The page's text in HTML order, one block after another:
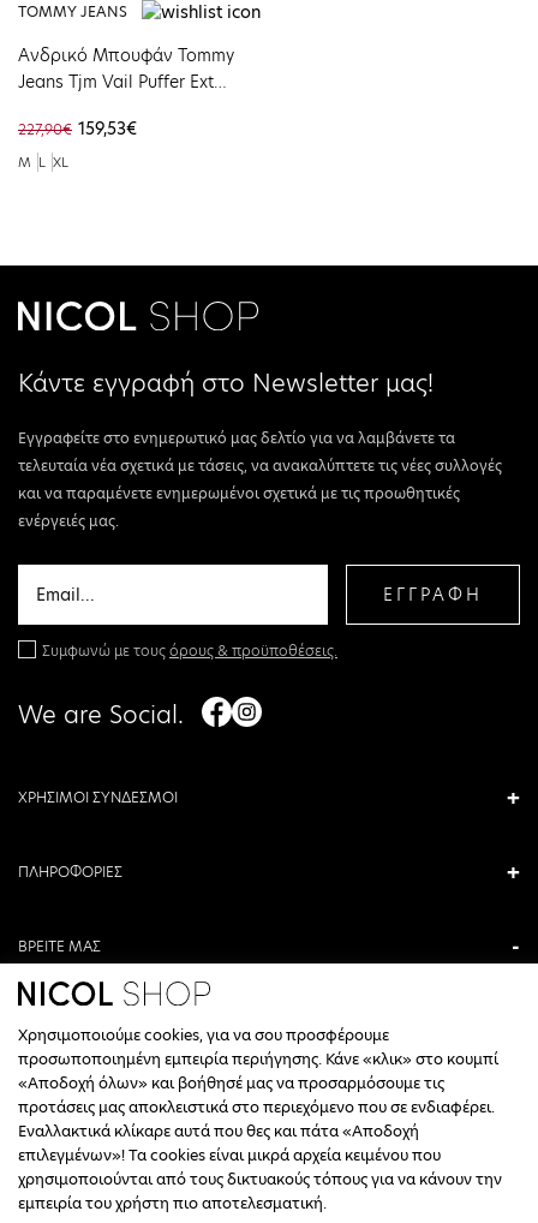
TOMMY JEANS
Ανδρικό Μπουφάν Tommy
Jeans Tjm Vail Puffer Ext
DM0DM22040-AFE
227,90€ 159,53€
M L XL
Κάντε εγγραφή στο Newsletter μας!
Εγγραφείτε στο ενημερωτικό μας δελτίο για να λαμβάνετε τα
τελευταία νέα σχετικά με τάσεις, να ανακαλύπτετε τις νέες συλλογές
και να παραμένετε ενημερωμένοι σχετικά με τις προωθητικές
ενέργειές μας.
ΕΓΓΡΑΦΗ
Συμφωνώ με τουςόρους & προϋποθέσεις.
We are Social.
ΧΡΗΣΙΜΟΙ ΣΥΝΔΕΣΜΟΙ
ΠΛΗΡΟΦΟΡΙΕΣ
ΒΡΕΙΤΕ ΜΑΣ
ΑΝΤΩΝΙΟΥ ΚΑΜΑΡΑ 3, ΒΕΡΟΙΑ, ΕΛΛΑΔΑ
+30 23310 76336
ΩΡΑΡΙΟ ΤΗΛΕΦΩΝΙΚΟΥ ΚΕΝΤΡΟΥ
ΔΕΥΤΕΡΑ, ΤΕΤΑΡΤΗ: 09:00 - 14:30
ΤΡΙΤΗ, ΠΕΜΠΤΗ, ΠΑΡΑΣΚΕΥΗ: 09:30 - 14:00 & 17:30 - 21:00
ΣΑΒΒΑΤΟ: 09:30 - 14:30
Χρησιμοποιούμε cookies, για να σου προσφέρουμε
προσωποποιημένη εμπειρία περιήγησης. Κάνε «κλικ» στο κουμπί
«Αποδοχή όλων» και βοήθησέ μας να προσαρμόσουμε τις
προτάσεις μας αποκλειστικά στο περιεχόμενο που σε ενδιαφέρει.
Εναλλακτικά κλίκαρε αυτά που θες και πάτα «Αποδοχή
επιλεγμένων»! Τα cookies είναι μικρά αρχεία κειμένου που
χρησιμοποιούνται από τους δικτυακούς τόπους για να κάνουν την
εμπειρία του χρήστη πιο αποτελεσματική.